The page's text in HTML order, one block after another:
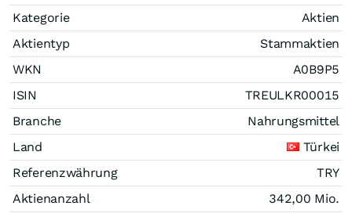
Kategorie
Aktien
Aktientyp
Stammaktien
WKN
A0B9P5
ISIN
TREULKR00015
Branche
Nahrungsmittel
Land
Türkei
Referenzwährung
TRY
Aktienanzahl
342,00 Mio.